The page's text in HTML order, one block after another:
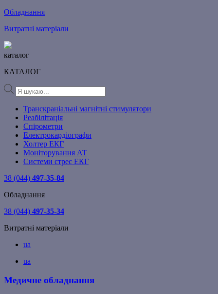
Обладнання
Витратні матеріали
каталог
КАТАЛОГ
Products
search
Транскраніальні магнітні стимулятори
Реабілітація
Спірометри
Електрокардіографи
Холтер ЕКГ
Моніторування АТ
Системи стрес ЕКГ
38 (044) 497-35-84
Обладнання
38 (044) 497-35-34
Витратні матеріали
ua
ua
Медичне обладнання